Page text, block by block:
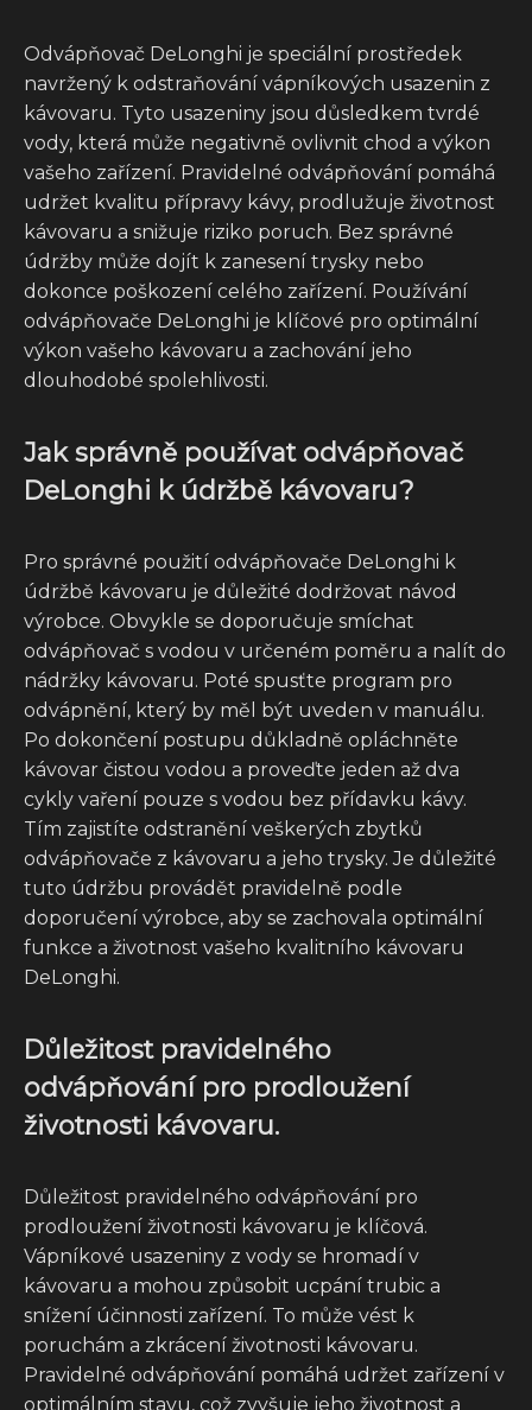
Odvápňovač DeLonghi je speciální prostředek
navržený k odstraňování vápníkových usazenin z
kávovaru. Tyto usazeniny jsou důsledkem tvrdé
vody, která může negativně ovlivnit chod a výkon
vašeho zařízení. Pravidelné odvápňování pomáhá
udržet kvalitu přípravy kávy, prodlužuje životnost
kávovaru a snižuje riziko poruch. Bez správné
údržby může dojít k zanesení trysky nebo
dokonce poškození celého zařízení. Používání
odvápňovače DeLonghi je klíčové pro optimální
výkon vašeho kávovaru a zachování jeho
dlouhodobé spolehlivosti.
Jak správně používat odvápňovač
DeLonghi k údržbě kávovaru?
Pro správné použití odvápňovače DeLonghi k
údržbě kávovaru je důležité dodržovat návod
výrobce. Obvykle se doporučuje smíchat
odvápňovač s vodou v určeném poměru a nalít do
nádržky kávovaru. Poté spusťte program pro
odvápnění, který by měl být uveden v manuálu.
Po dokončení postupu důkladně opláchněte
kávovar čistou vodou a proveďte jeden až dva
cykly vaření pouze s vodou bez přídavku kávy.
Tím zajistíte odstranění veškerých zbytků
odvápňovače z kávovaru a jeho trysky. Je důležité
tuto údržbu provádět pravidelně podle
doporučení výrobce, aby se zachovala optimální
funkce a životnost vašeho kvalitního kávovaru
DeLonghi.
Důležitost pravidelného
odvápňování pro prodloužení
životnosti kávovaru.
Důležitost pravidelného odvápňování pro
prodloužení životnosti kávovaru je klíčová.
Vápníkové usazeniny z vody se hromadí v
kávovaru a mohou způsobit ucpání trubic a
snížení účinnosti zařízení. To může vést k
poruchám a zkrácení životnosti kávovaru.
Pravidelné odvápňování pomáhá udržet zařízení v
optimálním stavu, což zvyšuje jeho životnost a